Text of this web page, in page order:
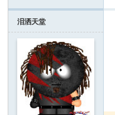
It
泪洒天堂